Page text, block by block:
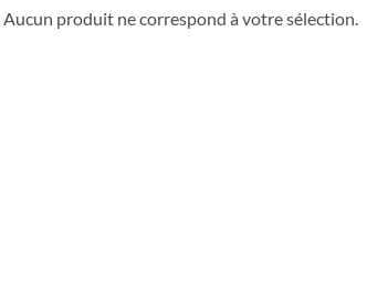
Aucun produit ne correspond à votre sélection.